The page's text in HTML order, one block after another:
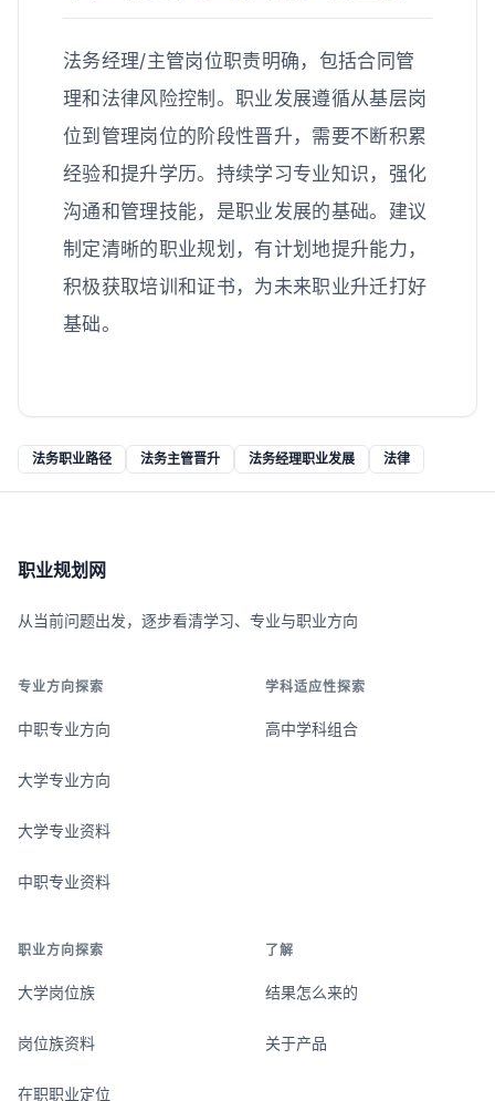
法务经理/主管岗位职责明确，包括合同管
理和法律风险控制。职业发展遵循从基层岗
位到管理岗位的阶段性晋升，需要不断积累
经验和提升学历。持续学习专业知识，强化
沟通和管理技能，是职业发展的基础。建议
制定清晰的职业规划，有计划地提升能力，
积极获取培训和证书，为未来职业升迁打好
基础。
法务职业路径 法务主管晋升 法务经理职业发展 法律
职业规划网
从当前问题出发，逐步看清学习、专业与职业方向
专业方向探索
中职专业方向
大学专业方向
大学专业资料
中职专业资料
学科适应性探索
高中学科组合
职业方向探索
大学岗位族
岗位族资料
在职职业定位
了解
结果怎么来的
关于产品